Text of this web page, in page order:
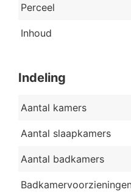
Perceel
Inhoud
Indeling
Aantal kamers
Aantal slaapkamers
Aantal badkamers